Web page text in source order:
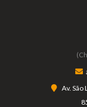
Av. São